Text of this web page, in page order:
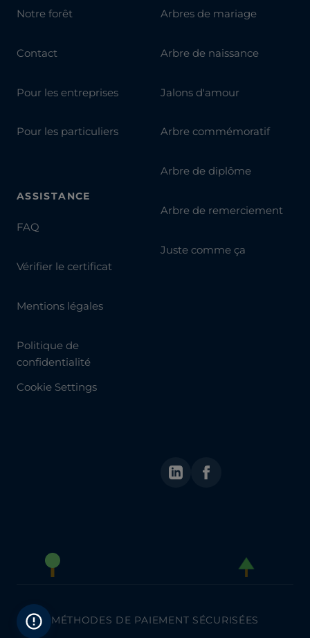
LinkedInFacebook
Notre forêt
Contact
Pour les entreprises
Pour les particuliers
Arbres de mariage
Arbre de naissance
Jalons d'amour
Arbre commémoratif
Arbre de diplôme
Arbre de remerciement
Juste comme ça
ASSISTANCE
FAQ
Vérifier le certificat
Mentions légales
Politique de
confidentialité
Cookie Settings
MÉTHODES DE PAIEMENT SÉCURISÉES